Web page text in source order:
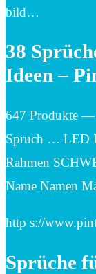
bild…
38
Ideen –
647 Produkte —
Spruch … LED
Rahmen
Name Namen
http s://
Sprüche